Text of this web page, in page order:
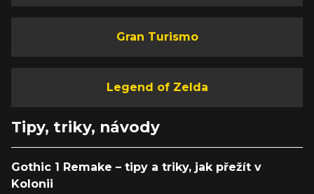
Gran Turismo
Legend of Zelda
Tipy, triky, návody
Gothic 1 Remake – tipy a triky, jak přežít v
Kolonii